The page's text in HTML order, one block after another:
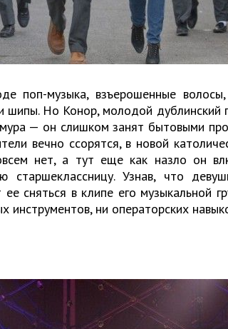
поп-музыка, взъерошенные волосы,
шипы. Но Конор, молодой дублинский
— он слишком занят бытовыми
вечно ссорятся, в новой
нет, а тут еще как назло он
старшеклассницу. Узнав, что
сняться в клипе его музыкальной
инструментов, ни операторских